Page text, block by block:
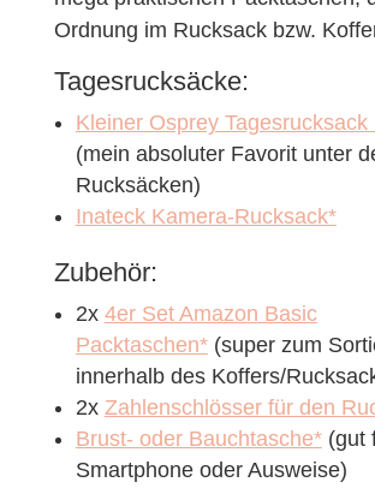
Ordnung im Rucksack bzw.
Tagesrucksäcke:
Kleiner Osprey Tagesrucksack
(mein absoluter Favorit unter
Rucksäcken)
Inateck Kamera-Rucksack*
Zubehör:
2x 4er Set Amazon Basic
Packtaschen*(super zum
innerhalb des Koffers/
2x Zahlenschlösser für den
Brust- oder Bauchtasche*(gut
Smartphone oder Ausweise)